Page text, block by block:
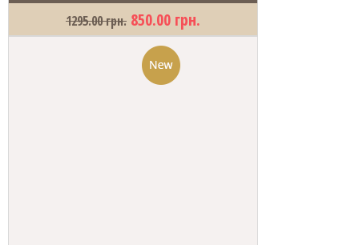
1295.00 грн. 850.00 грн.